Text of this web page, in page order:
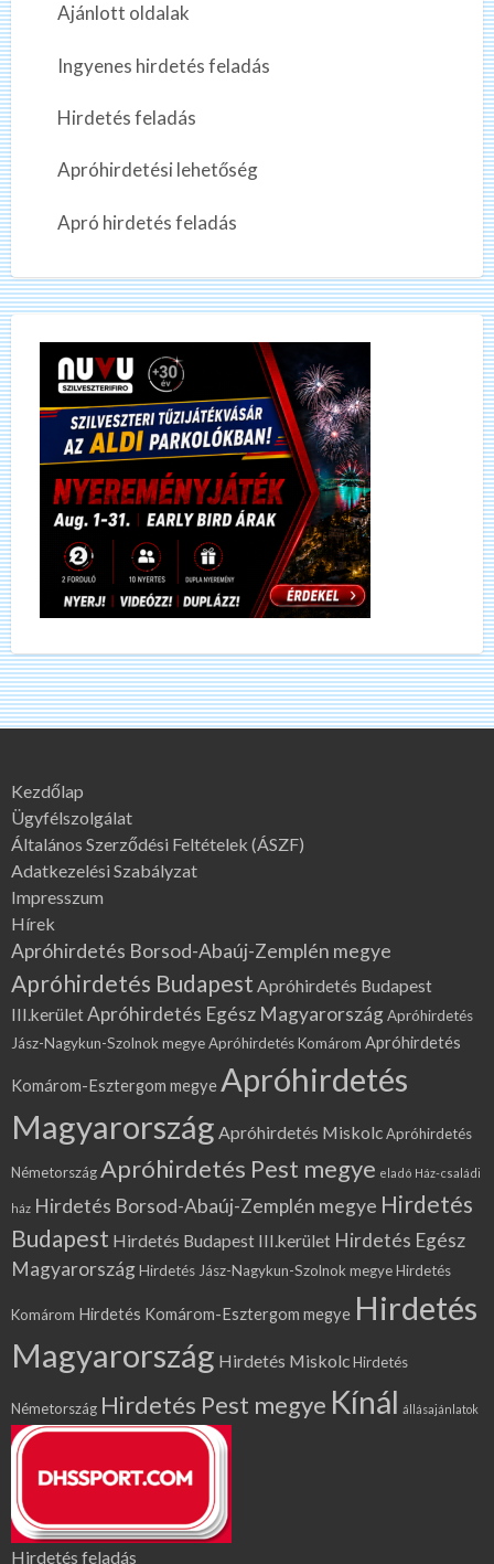
Ajánlott oldalak
Ingyenes hirdetés feladás
Hirdetés feladás
Apróhirdetési lehetőség
Apró hirdetés feladás
Kezdőlap
Ügyfélszolgálat
Általános Szerződési Feltételek (ÁSZF)
Adatkezelési Szabályzat
Impresszum
Hírek
Apróhirdetés Borsod-Abaúj-Zemplén megye
Apróhirdetés Budapest Apróhirdetés Budapest
III.kerületApróhirdetés Egész MagyarországApróhirdetés
Jász-Nagykun-Szolnok megyeApróhirdetés Komárom Apróhirdetés
Komárom-Esztergom megye Apróhirdetés
Magyarország Apróhirdetés MiskolcApróhirdetés
NémetországApróhirdetés Pest megye eladó Ház-családi
ház Hirdetés Borsod-Abaúj-Zemplén megye Hirdetés
Budapest Hirdetés Budapest III.kerület Hirdetés Egész
MagyarországHirdetés Jász-Nagykun-Szolnok megyeHirdetés
Komárom Hirdetés Komárom-Esztergom megye Hirdetés
Magyarország Hirdetés MiskolcHirdetés
Németország Hirdetés Pest megye Kínál állásajánlatok
Hirdetés feladás